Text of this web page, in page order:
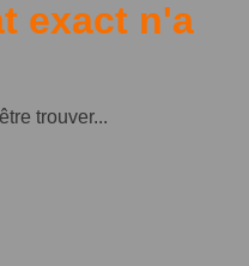
exact n'a
trouver...